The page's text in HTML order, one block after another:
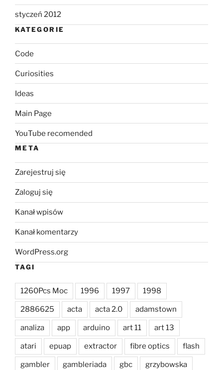
styczeń 2012
KATEGORIE
Code
Curiosities
Ideas
Main Page
YouTube recomended
META
Zarejestruj się
Zaloguj się
Kanał wpisów
Kanał komentarzy
WordPress.org
TAGI
1260Pcs Moc 1996 1997 1998
2886625 acta acta 2.0 adamstown
analiza app arduino art 11 art 13
atari epuap extractor fibre optics flash
gambler gambleriada gbc grzybowska